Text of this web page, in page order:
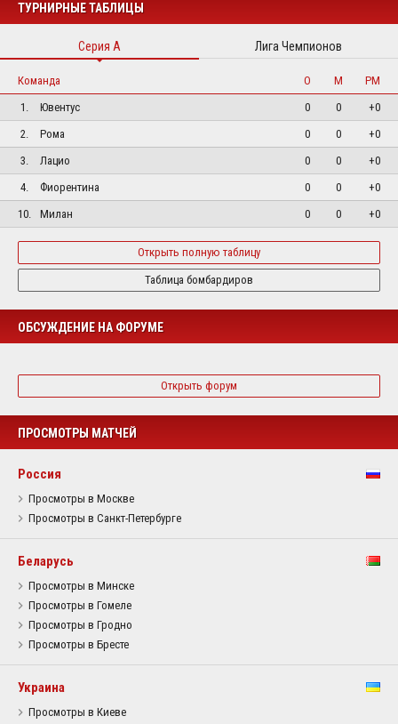
ТУРНИРНЫЕ ТАБЛИЦЫ
Серия А Лига Чемпионов
Команда О М
РМ
1.
Ювентус 0 0
+0
2.
Рома 0 0
+0
3.
Лацио 0 0
+0
4.
Фиорентина 0 0
+0
10.
Милан 0 0 +0
Открыть полную таблицу
Таблица бомбардиров
ОБСУЖДЕНИЕ НА ФОРУМЕ
Открыть форум
ПРОСМОТРЫ МАТЧЕЙ
Россия
Просмотры в Москве
Просмотры в Санкт-Петербурге
Беларусь
Просмотры в Минске
Просмотры в Гомеле
Просмотры в Гродно
Просмотры в Бресте
Украина
Просмотры в Киеве